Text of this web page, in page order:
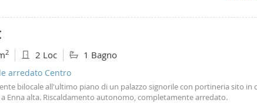
2 2 Loc 1 Bagno
arredato Centro
bilocale all'ultimo piano di un palazzo signorile con portineria sito in
Enna alta. Riscaldamento autonomo, completamente arredato.